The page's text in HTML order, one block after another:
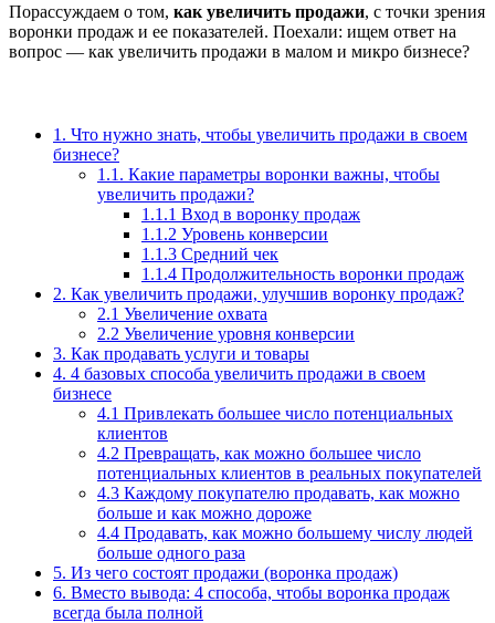
Порассуждаем о том, как увеличить продажи, с точки зрения
воронки продаж и ее показателей. Поехали: ищем ответ на
вопрос — как увеличить продажи в малом и микро бизнесе?
1. Что нужно знать, чтобы увеличить продажи в своем
бизнесе?
1.1. Какие параметры воронки важны, чтобы
увеличить продажи?
1.1.1 Вход в воронку продаж
1.1.2 Уровень конверсии
1.1.3 Средний чек
1.1.4 Продолжительность воронки продаж
2. Как увеличить продажи, улучшив воронку продаж?
2.1 Увеличение охвата
2.2 Увеличение уровня конверсии
3. Как продавать услуги и товары
4. 4 базовых способа увеличить продажи в своем
бизнесе
4.1 Привлекать большее число потенциальных
клиентов
4.2 Превращать, как можно большее число
потенциальных клиентов в реальных покупателей
4.3 Каждому покупателю продавать, как можно
больше и как можно дороже
4.4 Продавать, как можно большему числу людей
больше одного раза
5. Из чего состоят продажи (воронка продаж)
6. Вместо вывода: 4 способа, чтобы воронка продаж
всегда была полной